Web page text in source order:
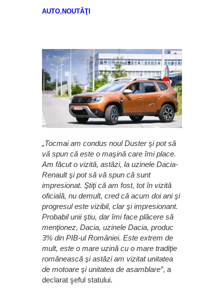
AUTO, NOUTĂŢI
„Tocmai am condus noul Duster şi pot să
vă spun că este o maşină care îmi place.
Am făcut o vizită, astăzi, la uzinele Dacia-
Renault şi pot să vă spun că sunt
impresionat. Ştiţi că am fost, tot în vizită
oficială, nu demult, cred că acum doi ani şi
progresul este vizibil, clar şi impresionant.
Probabil unii ştiu, dar îmi face plăcere să
menţionez, Dacia, uzinele Dacia, produc
3% din PIB-ul României. Este extrem de
mult, este o mare uzină cu o mare tradiţie
românească şi astăzi am vizitat unitatea
de motoare şi unitatea de asamblare”, a
declarat şeful statului.